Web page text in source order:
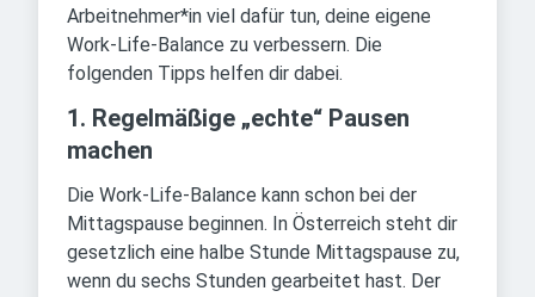
Arbeitnehmer*in viel dafür tun, deine eigene
Work-Life-Balance zu verbessern. Die
folgenden Tipps helfen dir dabei.
1. Regelmäßige „echte“ Pausen
machen
Die Work-Life-Balance kann schon bei der
Mittagspause beginnen. In Österreich steht dir
gesetzlich eine halbe Stunde Mittagspause zu,
wenn du sechs Stunden gearbeitet hast. Der